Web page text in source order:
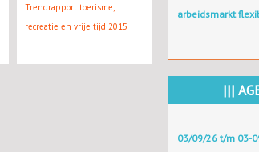
Trendrapport toerisme,
recreatie en vrije tijd 2015
arbeidsmarkt
|||
03/09/26 t/m 03-